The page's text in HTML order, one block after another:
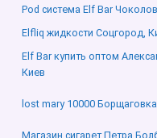
Pod система Elf Bar
Elfliq жидкости Соцгород,
Elf Bar купить оптом
Киев
lost mary 10000
Магазин сигарет Петра